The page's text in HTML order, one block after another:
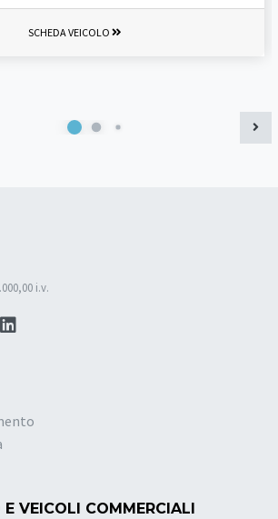
SCHEDA VEICOLO
i.v.
E VEICOLI COMMERCIALI